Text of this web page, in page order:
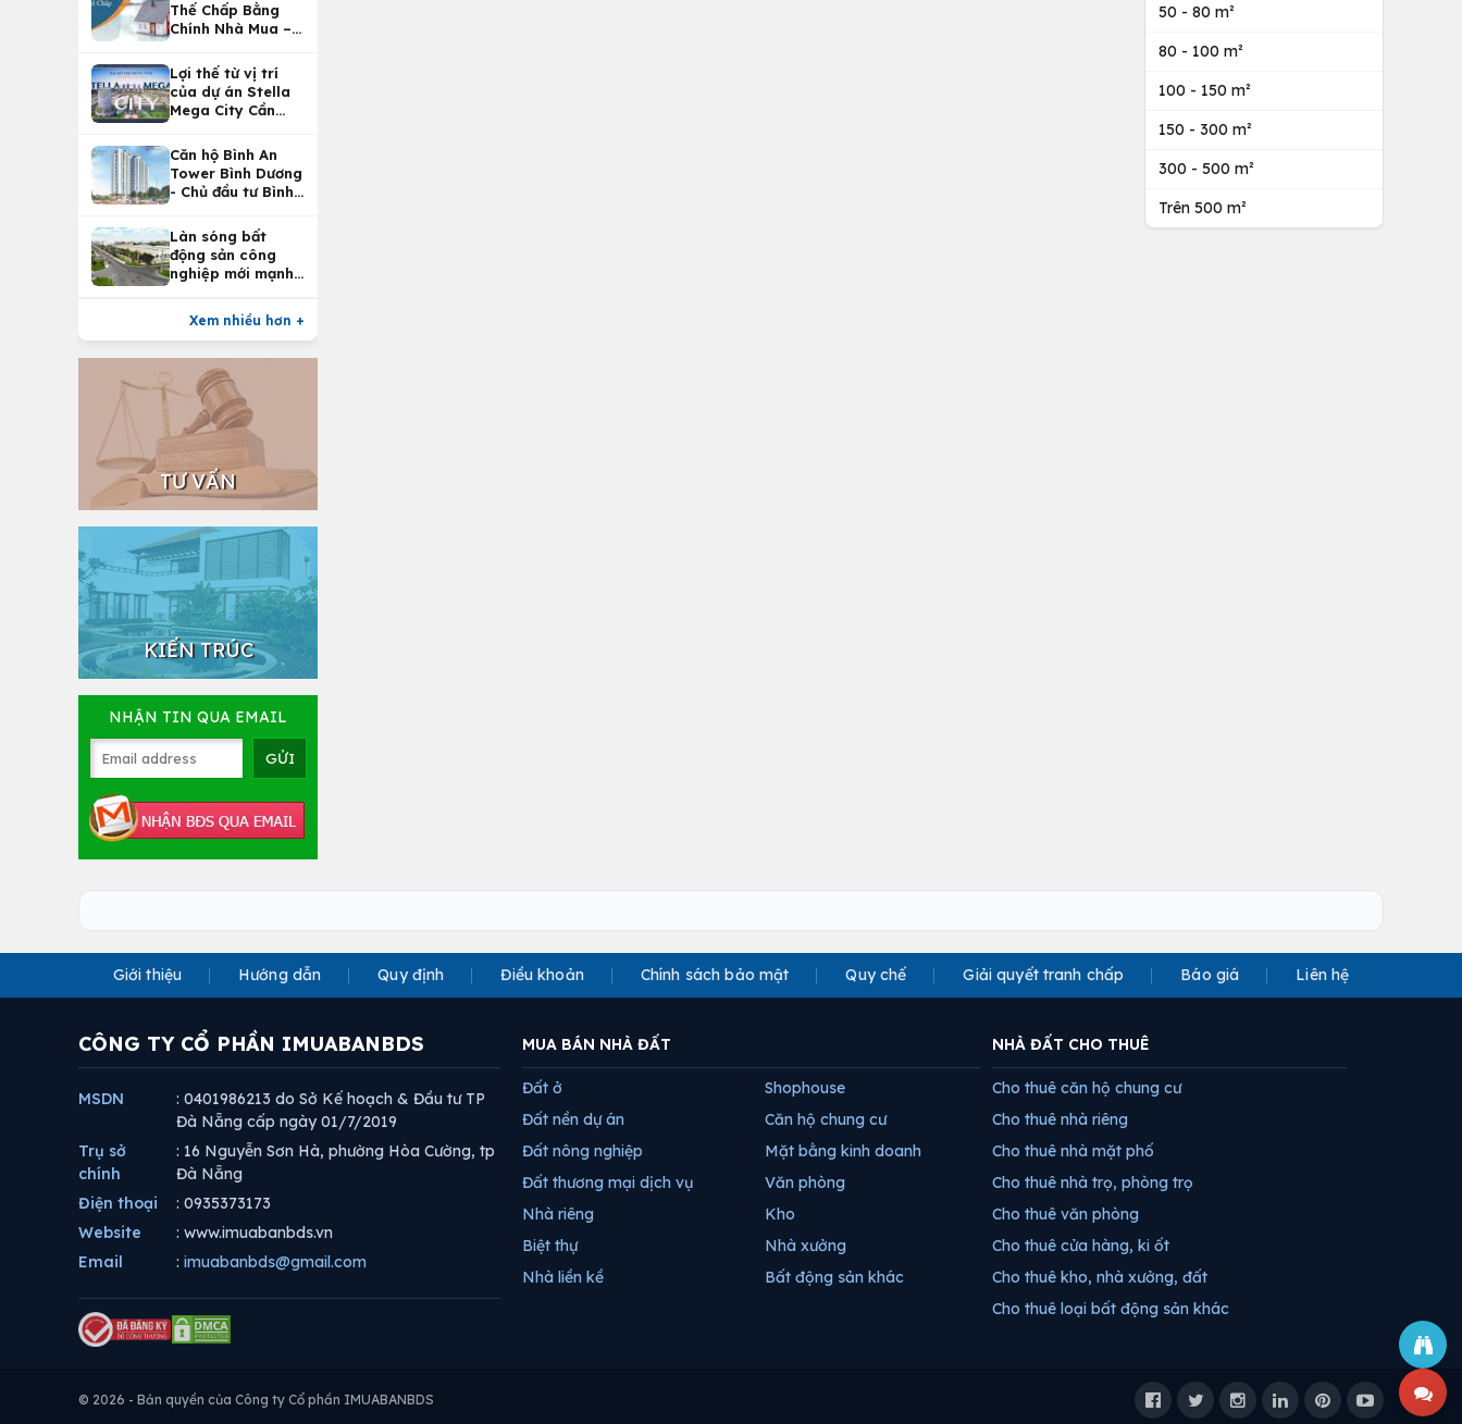
Thế Chấp Bằng
Chính Nhà Mua –
Nhà Tại
Vietcombank
Lợi thế từ vị trí
của dự án Stella
Mega City Cần
Căn hộ Bình An
Tower Bình Dương
- Chủ đầu tư Bình
Làn sóng bất
động sản công
nghiệp mới mạnh
Xem nhiều hơn +
TƯ VẤN
KIẾN TRÚC
NHẬN TIN QUA EMAIL
50 - 80 m²
80 - 100 m²
100 - 150 m²
150 - 300 m²
300 - 500 m²
Trên 500 m²
Giới thiệu Hướng dẫn Quy định Điều khoản Chính sách bảo mật Quy chế Giải quyết tranh chấp Báo giá Liên hệ
CÔNG TY CỔ PHẦN IMUABANBDS
MSDN
: 0401986213 do Sở Kế hoạch & Đầu tư TP
Đà Nẵng cấp ngày 01/7/2019
Trụ sở
chính
: 16 Nguyễn Sơn Hà, phường Hòa Cường, tp
Đà Nẵng
Điện thoại
: 0935373173
Website
: www.imuabanbds.vn
Email
: imuabanbds@gmail.com
MUA BÁN NHÀ ĐẤT
Đất ở
Đất nền dự án
Đất nông nghiệp
Đất thương mại dịch vụ
Nhà riêng
Biệt thự
Nhà liền kề
Shophouse
Căn hộ chung cư
Mặt bằng kinh doanh
Văn phòng
Kho
Nhà xưởng
Bất động sản khác
NHÀ ĐẤT CHO THUÊ
Cho thuê căn hộ chung cư
Cho thuê nhà riêng
Cho thuê nhà mặt phố
Cho thuê nhà trọ, phòng trọ
Cho thuê văn phòng
Cho thuê cửa hàng, ki ốt
Cho thuê kho, nhà xưởng, đất
Cho thuê loại bất động sản khác
© 2026 - Bản quyền của Công ty Cổ phần IMUABANBDS